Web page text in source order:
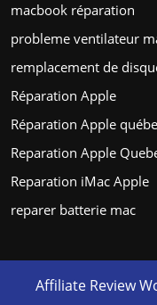
macbook réparation
probleme ventilateur
remplacement de
Réparation Apple
Réparation Apple
Reparation Apple
Reparation iMac Apple
reparer batterie mac
Affiliate Review